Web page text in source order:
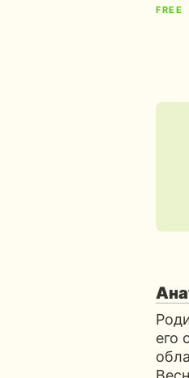
FREE
его